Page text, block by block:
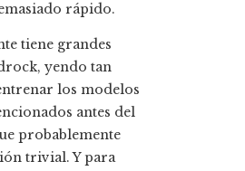
rápido.
tiene grandes
yendo tan
los modelos
antes del
probablemente
trivial. Y para